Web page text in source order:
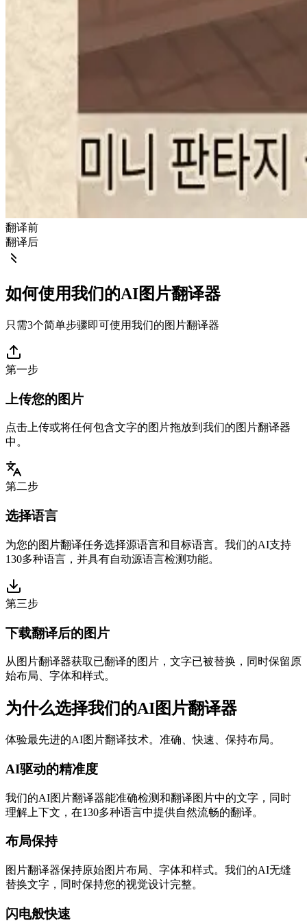
翻译前
翻译后
如何使用我们的AI图片翻译器
只需3个简单步骤即可使用我们的图片翻译器
第一步
上传您的图片
点击上传或将任何包含文字的图片拖放到我们的图片翻译器
中。
第二步
选择语言
为您的图片翻译任务选择源语言和目标语言。我们的AI支持
130多种语言，并具有自动源语言检测功能。
第三步
下载翻译后的图片
从图片翻译器获取已翻译的图片，文字已被替换，同时保留原
始布局、字体和样式。
为什么选择我们的AI图片翻译器
体验最先进的AI图片翻译技术。准确、快速、保持布局。
AI驱动的精准度
我们的AI图片翻译器能准确检测和翻译图片中的文字，同时
理解上下文，在130多种语言中提供自然流畅的翻译。
布局保持
图片翻译器保持原始图片布局、字体和样式。我们的AI无缝
替换文字，同时保持您的视觉设计完整。
闪电般快速